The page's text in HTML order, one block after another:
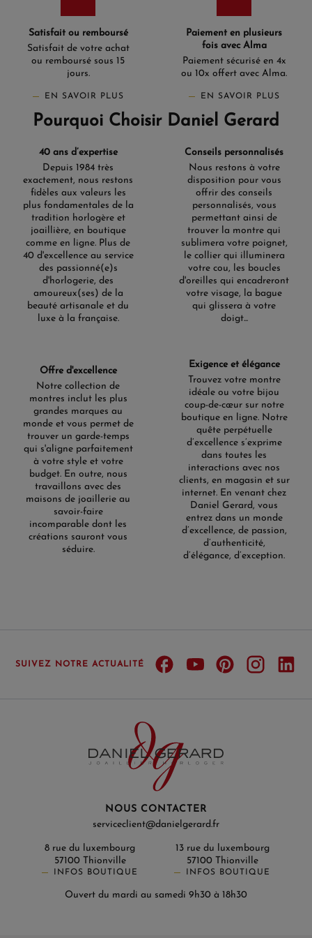
Satisfait ou remboursé
Satisfait de votre achat
ou remboursé sous 15
jours.
EN SAVOIR PLUS
Paiement en plusieurs
fois avec Alma
Paiement sécurisé en 4x
ou 10x offert avec Alma.
EN SAVOIR PLUS
Pourquoi Choisir Daniel Gerard
40 ans d’expertise
Depuis 1984 très
exactement, nous restons
fidèles aux valeurs les
plus fondamentales de la
tradition horlogère et
joaillière, en boutique
comme en ligne. Plus de
40 d'excellence au service
des passionné(e)s
d'horlogerie, des
amoureux(ses) de la
beauté artisanale et du
luxe à la française.
Conseils personnalisés
Nous restons à votre
disposition pour vous
offrir des conseils
personnalisés, vous
permettant ainsi de
trouver la montre qui
sublimera votre poignet,
le collier qui illuminera
votre cou, les boucles
d'oreilles qui encadreront
votre visage, la bague
qui glissera à votre
doigt...
Offre d'excellence
Notre collection de
montres inclut les plus
grandes marques au
monde et vous permet de
trouver un garde-temps
qui s'aligne parfaitement
à votre style et votre
budget. En outre, nous
travaillons avec des
maisons de joaillerie au
savoir-faire
incomparable dont les
créations sauront vous
séduire.
Exigence et élégance
Trouvez votre montre
idéale ou votre bijou
coup-de-cœur sur notre
boutique en ligne. Notre
quête perpétuelle
d’excellence s’exprime
dans toutes les
interactions avec nos
clients, en magasin et sur
internet. En venant chez
Daniel Gerard, vous
entrez dans un monde
d’excellence, de passion,
d’authenticité,
d’élégance, d’exception.
SUIVEZ NOTRE ACTUALITÉ
NOUS CONTACTER
serviceclient@danielgerard.fr
8 rue du luxembourg
57100 Thionville
INFOS BOUTIQUE
13 rue du luxembourg
57100 Thionville
INFOS BOUTIQUE
Ouvert du mardi au samedi 9h30 à 18h30